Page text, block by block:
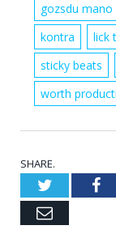
gozsdu mano
kontra
lick
sticky beats
worth
SHARE.
Twitter
Email